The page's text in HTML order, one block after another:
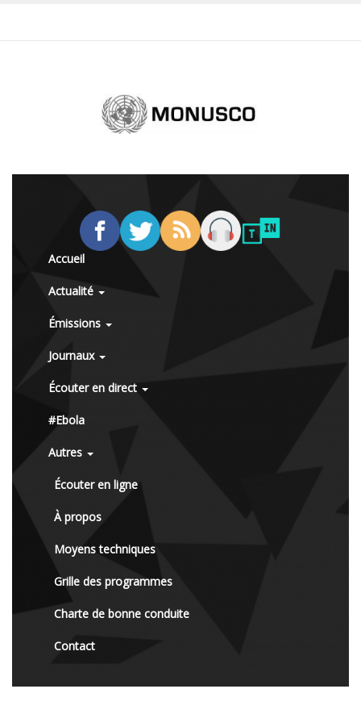
Accueil
Actualité
Émissions
Journaux
Écouter en direct
#Ebola
Autres
Écouter en ligne
À propos
Moyens techniques
Grille des programmes
Charte de bonne conduite
Contact